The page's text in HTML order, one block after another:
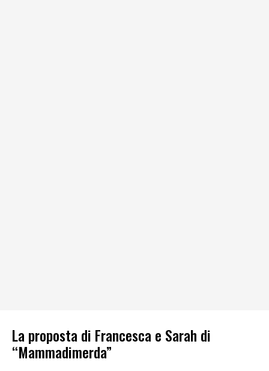
La proposta di Francesca e Sarah di
“Mammadimerda”